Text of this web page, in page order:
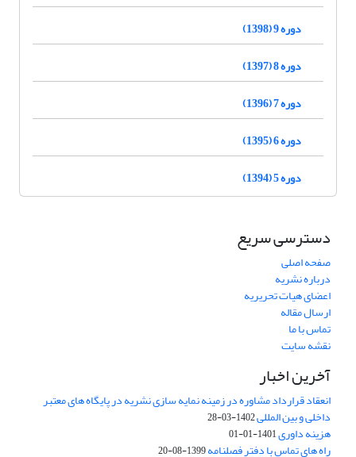
دوره 9 (1398)
دوره 8 (1397)
دوره 7 (1396)
دوره 6 (1395)
دوره 5 (1394)
دسترسی سریع
صفحه اصلی
درباره نشریه
اعضای هیات تحریریه
ارسال مقاله
تماس با ما
نقشه سایت
آخرین اخبار
انعقاد قرارداد مشاوره در زمینه نمایه سازی نشریه در پایگاه های معتبر
داخلی و بین المللی1402-03-28
هزینه داوری1401-01-01
راه های تماس با دفتر فصلنامه1399-08-20